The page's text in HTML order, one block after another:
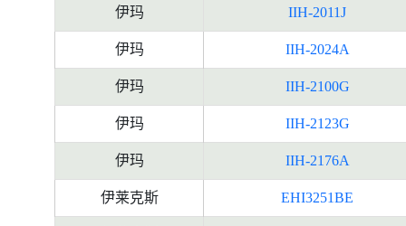
伊玛 IIH-2011J
伊玛 IIH-2024A
伊玛 IIH-2100G
伊玛 IIH-2123G
伊玛 IIH-2176A
伊莱克斯 EHI3251BE